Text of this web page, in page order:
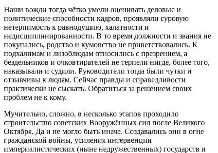
Наши вожди тогда чётко умели оценивать деловые и
политические способности кадров, проявляли суровую
нетерпимость к равнодушию, халатности и
недисциплинированности. В то время должности и звания не
покупались, родство и кумовство не приветствовались. К
подхалимам и лизоблюдам относились с презрением, а
бездельников и очковтирателей не терпели нигде, более того,
наказывали и судили. Руководители тогда были чутки и
отзывчивы к людям. Сейчас правды и справедливости
практически не сыскать. Обратиться за решением своих
проблем не к кому.
Мучительно, сложно, в несколько этапов проходило
строительство советских Вооружённых сил после Великого
Октября. Да и не могло быть иначе. Создавались они в огне
гражданской войны, усиления интервенции
империалистических (ныне недружественных) государств и